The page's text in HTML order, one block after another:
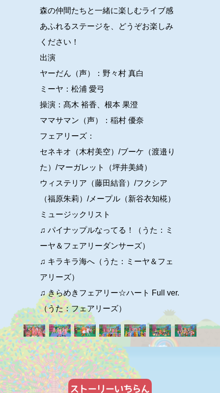
森の仲間たちと一緒に楽しむライブ感
あふれるステージを、どうぞお楽しみ
ください！
出演
ヤーだん（声）：野々村 真白
ミーヤ：松浦 愛弓
操演：髙木 裕香、根本 果澄
ママサマン（声）：稲村 優奈
フェアリーズ：
セネキオ（木村美空）/ブーケ（渡邉り
た）/マーガレット（坪井美綺）
ウィステリア（藤田結音）/フクシア
（福原朱莉）/メープル（新谷衣知椛）
ミュージックリスト
♫ パイナップルなってる！（うた：ミ
ーヤ＆フェアリーダンサーズ）
♫ キラキラ海へ（うた：ミーヤ＆フェ
アリーズ）
♫ きらめきフェアリー☆ハート Full ver.
（うた：フェアリーズ）
ストーリーいちらん